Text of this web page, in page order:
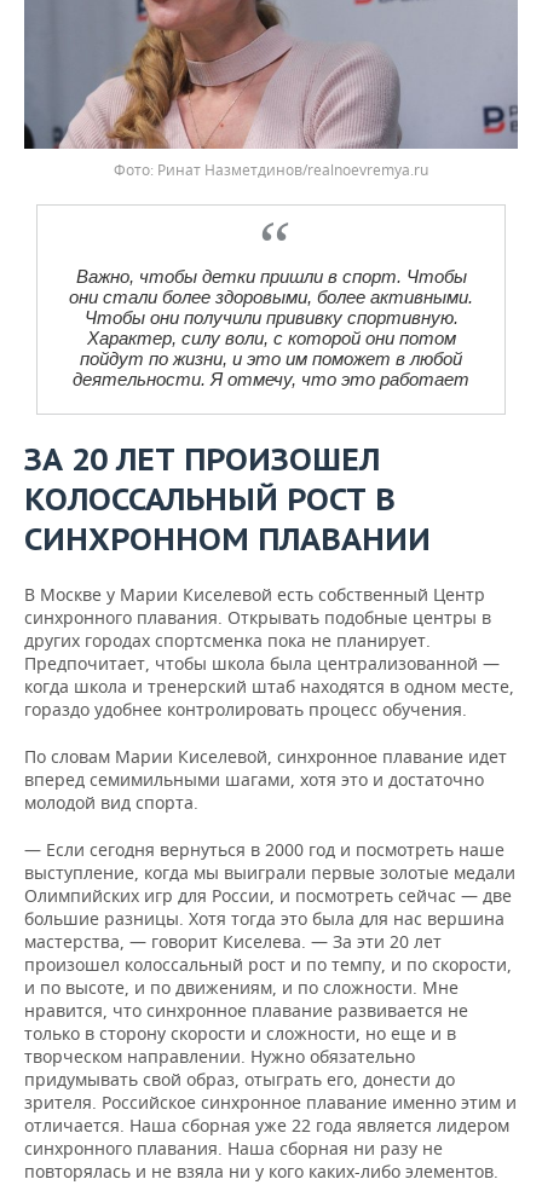
Ринат Назметдинов/realnoevremya.ru
Важно, чтобы детки пришли в спорт. Чтобы
они стали более здоровыми, более активными.
Чтобы они получили прививку спортивную.
Характер, силу воли, с которой они потом
пойдут по жизни, и это им поможет в любой
деятельности. Я отмечу, что это работает
ЗА 20 ЛЕТ ПРОИЗОШЕЛ
КОЛОССАЛЬНЫЙ РОСТ В
СИНХРОННОМ ПЛАВАНИИ
В Москве у Марии Киселевой есть собственный Центр
синхронного плавания. Открывать подобные центры в
других городах спортсменка пока не планирует.
Предпочитает, чтобы школа была централизованной —
когда школа и тренерский штаб находятся в одном месте,
гораздо удобнее контролировать процесс обучения.
По словам Марии Киселевой, синхронное плавание идет
вперед семимильными шагами, хотя это и достаточно
молодой вид спорта.
— Если сегодня вернуться в 2000 год и посмотреть наше
выступление, когда мы выиграли первые золотые медали
Олимпийских игр для России, и посмотреть сейчас — две
большие разницы. Хотя тогда это была для нас вершина
мастерства, — говорит Киселева. — За эти 20 лет
произошел колоссальный рост и по темпу, и по скорости,
и по высоте, и по движениям, и по сложности. Мне
нравится, что синхронное плавание развивается не
только в сторону скорости и сложности, но еще и в
творческом направлении. Нужно обязательно
придумывать свой образ, отыграть его, донести до
зрителя. Российское синхронное плавание именно этим и
отличается. Наша сборная уже 22 года является лидером
синхронного плавания. Наша сборная ни разу не
повторялась и не взяла ни у кого каких-либо элементов.